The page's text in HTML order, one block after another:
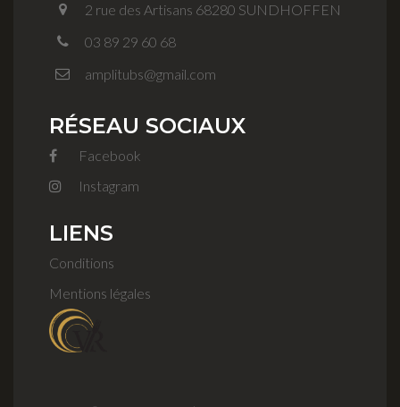
2 rue des Artisans 68280 SUNDHOFFEN
03 89 29 60 68
amplitubs@gmail.com
RÉSEAU SOCIAUX
Facebook
Instagram
LIENS
Conditions
Mentions légales